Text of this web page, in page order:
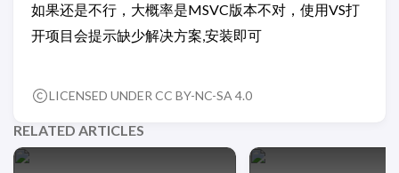
如果还是不行，大概率是MSVC版本不对，使用VS打
开项目会提示缺少解决方案,安装即可
LICENSED UNDER CC BY-NC-SA 4.0
RELATED ARTICLES